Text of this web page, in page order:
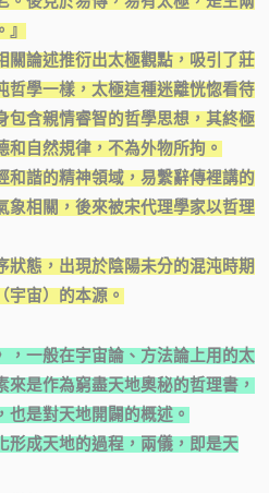
關論述推衍出太極觀點，吸引了莊
哲學一樣，太極這種迷離恍惚看待
包含親情睿智的哲學思想，其終極
和自然規律，不為外物所拘。
和諧的精神領域，易繫辭傳裡講的
象相關，後來被宋代理學家以哲理
狀態，出現於陰陽未分的混沌時期
宇宙）的本源。
，一般在宇宙論、方法論上用的太
是作為窮盡天地奧秘的哲理書，
也是對天地開闢的概述。
形成天地的過程，兩儀，即是天